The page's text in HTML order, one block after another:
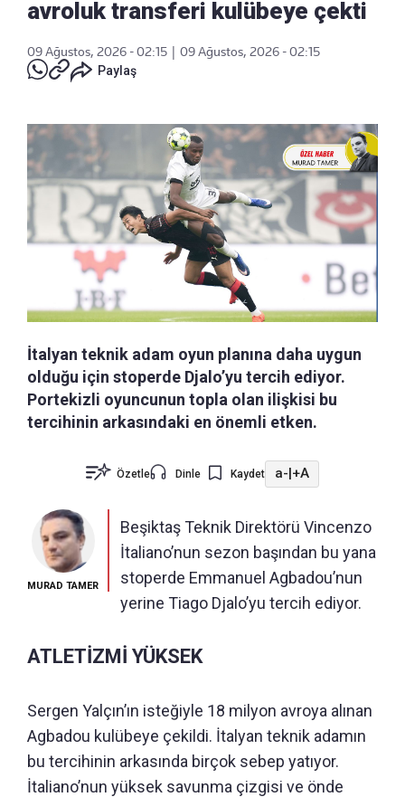
avroluk transferi kulübeye çekti
09 Ağustos, 2026 - 02:15
09 Ağustos, 2026 - 02:15
Paylaş
İtalyan teknik adam oyun planına daha uygun
olduğu için stoperde Djalo’yu tercih ediyor.
Portekizli oyuncunun topla olan ilişkisi bu
tercihinin arkasındaki en önemli etken.
Özetle Dinle Kaydet a-|+A
MURAD TAMER
Beşiktaş Teknik Direktörü Vincenzo
İtaliano’nun sezon başından bu yana
stoperde Emmanuel Agbadou’nun
yerine Tiago Djalo’yu tercih ediyor.
ATLETİZMİ YÜKSEK
Sergen Yalçın’ın isteğiyle 18 milyon avroya alınan
Agbadou kulübeye çekildi. İtalyan teknik adamın
bu tercihinin arkasında birçok sebep yatıyor.
İtaliano’nun yüksek savunma çizgisi ve önde